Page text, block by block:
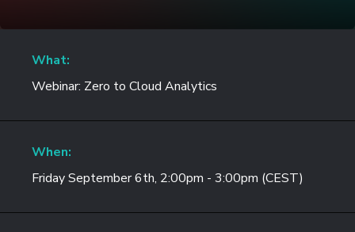
What:
Webinar: Zero to Cloud Analytics
When:
Friday September 6th, 2:00pm - 3:00pm (CEST)